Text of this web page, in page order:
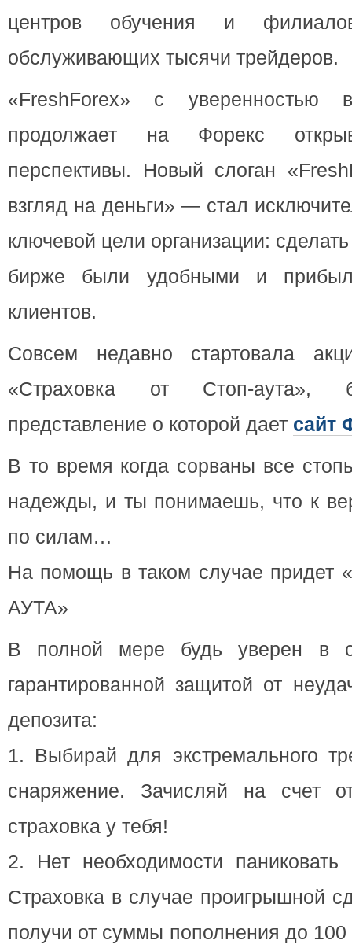
центров обучения и
обслуживающих тысячи трейдеров.
«FreshForex» с уверенностью
продолжает на Форекс
перспективы. Новый слоган
взгляд на деньги» — стал
ключевой цели организации:
бирже были удобными и
клиентов.
Совсем недавно стартовала
«Страховка от Стоп-аута»,
представление о которой дает сайт
В то время когда сорваны все
надежды, и ты понимаешь, что к
по силам…
На помощь в таком случае придет
АУТА»
В полной мере будь уверен в
гарантированной защитой от
депозита:
1. Выбирай для экстремального
снаряжение. Зачисляй на счет
страховка у тебя!
2. Нет необходимости
Страховка в случае проигрышной
получи от суммы пополнения до 100